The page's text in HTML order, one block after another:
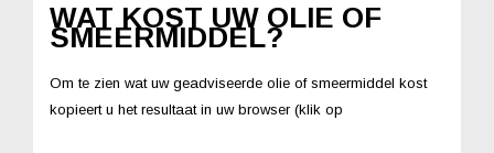
WAT KOST UW OLIE OF
SMEERMIDDEL?
Om te zien wat uw geadviseerde olie of smeermiddel kost
kopieert u het resultaat in uw browser (klik op